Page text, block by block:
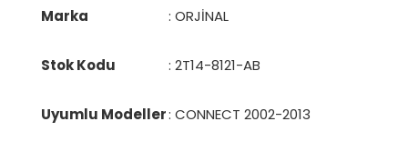
Marka : ORJİNAL
Stok Kodu : 2T14-8121-AB
Uyumlu Modeller: CONNECT 2002-2013